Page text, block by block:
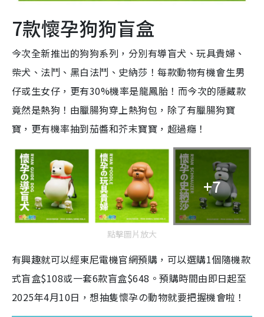
7款懷孕狗狗盲盒
今次全新推出的狗狗系列，分別有導盲犬、玩具貴婦、
柴犬、法鬥、黑白法鬥、史納莎！每款動物有機會生男
仔或生女仔，更有30%機率是龍鳳胎！而今次的隱藏款
竟然是熱狗！由臘腸狗穿上熱狗包，除了有臘腸狗寶
寶，更有機率抽到茄醬和芥末寶寶，超過癮！
+7
點擊圖片放大
有興趣就可以經東尼電機官網預購，可以選購1個隨機款
式盲盒$108或一套6款盲盒$648。預購時間由即日起至
2025年4月10日，想抽隻懷孕の動物就要把握機會啦！